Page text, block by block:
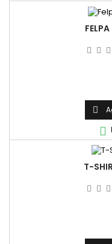


T-